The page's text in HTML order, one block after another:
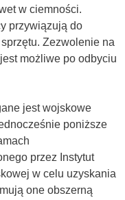
w ciemności.
przywiązują do
Zezwolenie na
możliwe po odbyciu
jest wojskowe
poniższe
przez Instytut
w celu uzyskania
one obszerną